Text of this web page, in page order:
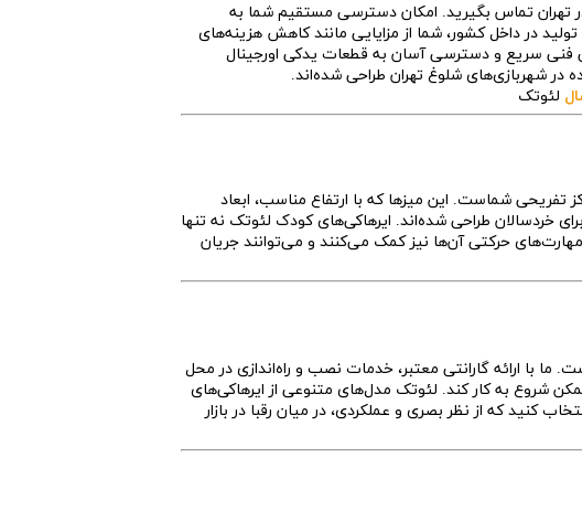
تهران تماس بگیرید. امکان دسترسی مستقیم شما به
در داخل کشور، شما از مزایایی مانند کاهش هزینه‌های
فنی سریع و دسترسی آسان به قطعات یدکی اورجینال
در شهربازی‌های شلوغ تهران طراحی شده‌اند.
لئوتک
شماست. این میزها که با ارتفاع مناسب، ابعاد
خردسالان طراحی شده‌اند. ایرهاکی‌های کودک لئوتک نه تنها
حرکتی آن‌ها نیز کمک می‌کنند و می‌توانند جریان
ما با ارائه گارانتی معتبر، خدمات نصب و راه‌اندازی در محل
شروع به کار کند. لئوتک مدل‌های متنوعی از ایرهاکی‌های
کنید که از نظر بصری و عملکردی، در میان رقبا در بازار